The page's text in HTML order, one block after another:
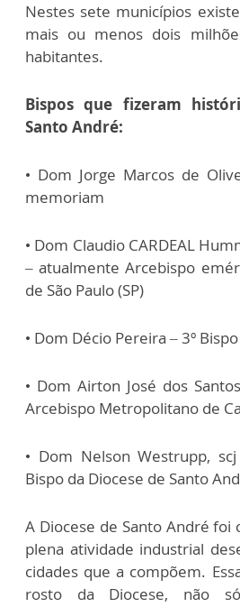
Nestes sete municípios
mais ou menos dois
habitantes.
Bispos que fizeram
Santo André:
• Dom Jorge Marcos de
memoriam
• Dom Claudio CARDEAL
– atualmente Arcebispo
de São Paulo (SP)
• Dom Décio Pereira – 3º
• Dom Airton José dos
Arcebispo Metropolitano de
• Dom Nelson Westrupp,
Bispo da Diocese de Santo
A Diocese de Santo André foi
plena atividade industrial
cidades que a compõem.
rosto da Diocese, não